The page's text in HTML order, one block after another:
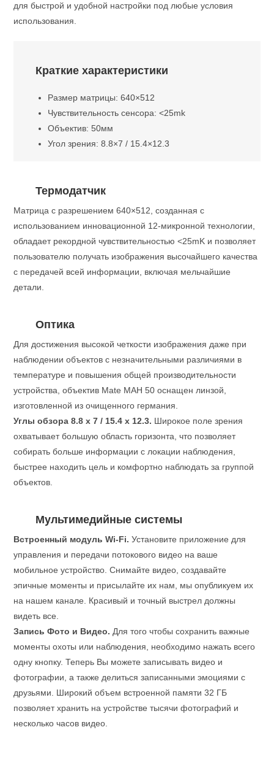
для быстрой и удобной настройки под любые условия
использования.
Краткие характеристики
Размер матрицы: 640×512
Чувствительность сенсора: <25mk
Объектив: 50мм
Угол зрения: 8.8×7 / 15.4×12.3
Термодатчик
Матрица с разрешением 640×512, созданная с
использованием инновационной 12-микронной технологии,
обладает рекордной чувствительностью <25mK и позволяет
пользователю получать изображения высочайшего качества
с передачей всей информации, включая мельчайшие
детали.
Оптика
Для достижения высокой четкости изображения даже при
наблюдении объектов с незначительными различиями в
температуре и повышения общей производительности
устройства, объектив Mate MAH 50 оснащен линзой,
изготовленной из очищенного германия.
Углы обзора 8.8 x 7 / 15.4 x 12.3. Широкое поле зрения
охватывает большую область горизонта, что позволяет
собирать больше информации с локации наблюдения,
быстрее находить цель и комфортно наблюдать за группой
объектов.
Мультимедийные системы
Встроенный модуль Wi-Fi. Установите приложение для
управления и передачи потокового видео на ваше
мобильное устройство. Снимайте видео, создавайте
эпичные моменты и присылайте их нам, мы опубликуем их
на нашем канале. Красивый и точный выстрел должны
видеть все.
Запись Фото и Видео. Для того чтобы сохранить важные
моменты охоты или наблюдения, необходимо нажать всего
одну кнопку. Теперь Вы можете записывать видео и
фотографии, а также делиться записанными эмоциями с
друзьями. Широкий объем встроенной памяти 32 ГБ
позволяет хранить на устройстве тысячи фотографий и
несколько часов видео.